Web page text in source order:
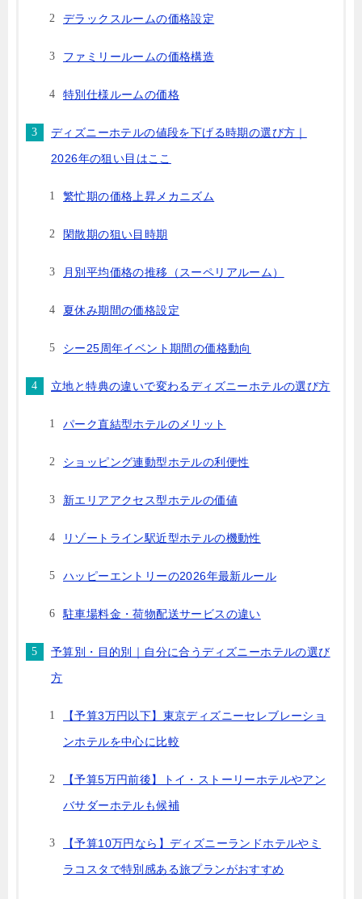
デラックスルームの価格設定
ファミリールームの価格構造
特別仕様ルームの価格
ディズニーホテルの値段を下げる時期の選び方｜
2026年の狙い目はここ
繁忙期の価格上昇メカニズム
閑散期の狙い目時期
月別平均価格の推移（スーペリアルーム）
夏休み期間の価格設定
シー25周年イベント期間の価格動向
立地と特典の違いで変わるディズニーホテルの選び方
パーク直結型ホテルのメリット
ショッピング連動型ホテルの利便性
新エリアアクセス型ホテルの価値
リゾートライン駅近型ホテルの機動性
ハッピーエントリーの2026年最新ルール
駐車場料金・荷物配送サービスの違い
予算別・目的別｜自分に合うディズニーホテルの選び
方
【予算3万円以下】東京ディズニーセレブレーショ
ンホテルを中心に比較
【予算5万円前後】トイ・ストーリーホテルやアン
バサダーホテルも候補
【予算10万円なら】ディズニーランドホテルやミ
ラコスタで特別感ある旅プランがおすすめ